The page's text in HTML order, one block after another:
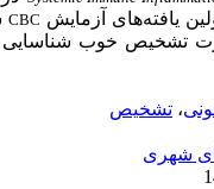
یافته‌های آزمایش CBC
تشخیص خوب شناسایی
، تشخیص
شهری